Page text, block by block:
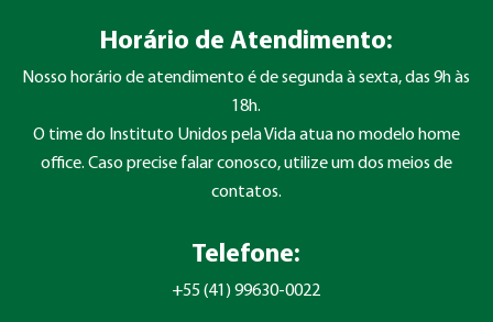
Horário de Atendimento:
Nosso horário de atendimento é de segunda à sexta, das 9h às
18h.
O time do Instituto Unidos pela Vida atua no modelo home
office. Caso precise falar conosco, utilize um dos meios de
contatos.
Telefone:
+55 (41) 99630-0022